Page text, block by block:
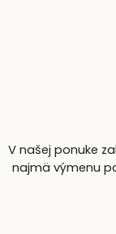
V našej ponuke
najmä výmenu